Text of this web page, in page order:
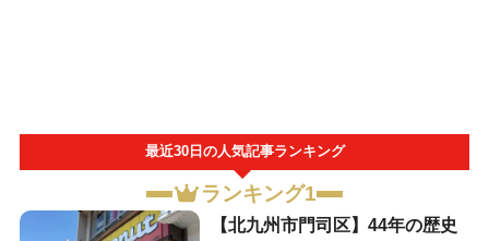
最近30日の人気記事ランキング
ランキング1
【北九州市門司区】44年の歴史